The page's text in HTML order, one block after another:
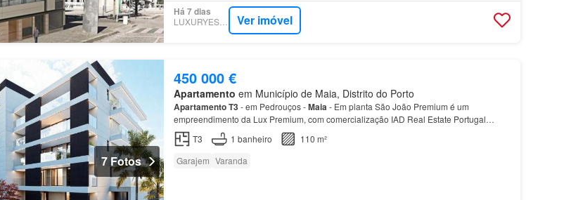
Há 7 dias
LUXURYESTATE Ver imóvel
7 Fotos
450 000 €
Apartamento em Município de Maia, Distrito do Porto
ApartamentoT3- em Pedrouços -Maia- Em planta São João Premium é um
empreendimento da Lux Premium, com comercialização IAD Real Estate Portugal…
T3
1 banheiro
110 m²
Garajem Varanda